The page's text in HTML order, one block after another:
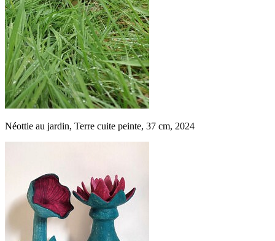
Néottie au jardin, Terre cuite peinte, 37 cm, 2024